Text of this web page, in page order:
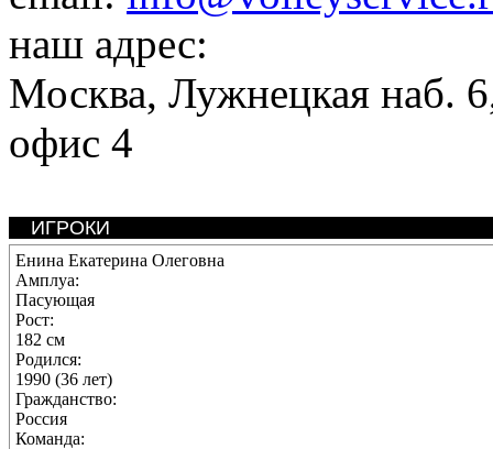
наш адрес:
Москва, Лужнецкая наб.
офис 4
ИГРОКИ
Енина Екатерина Олеговна
Амплуа:
Пасующая
Рост:
182 см
Родился:
1990 (36 лет)
Гражданство:
Россия
Команда: